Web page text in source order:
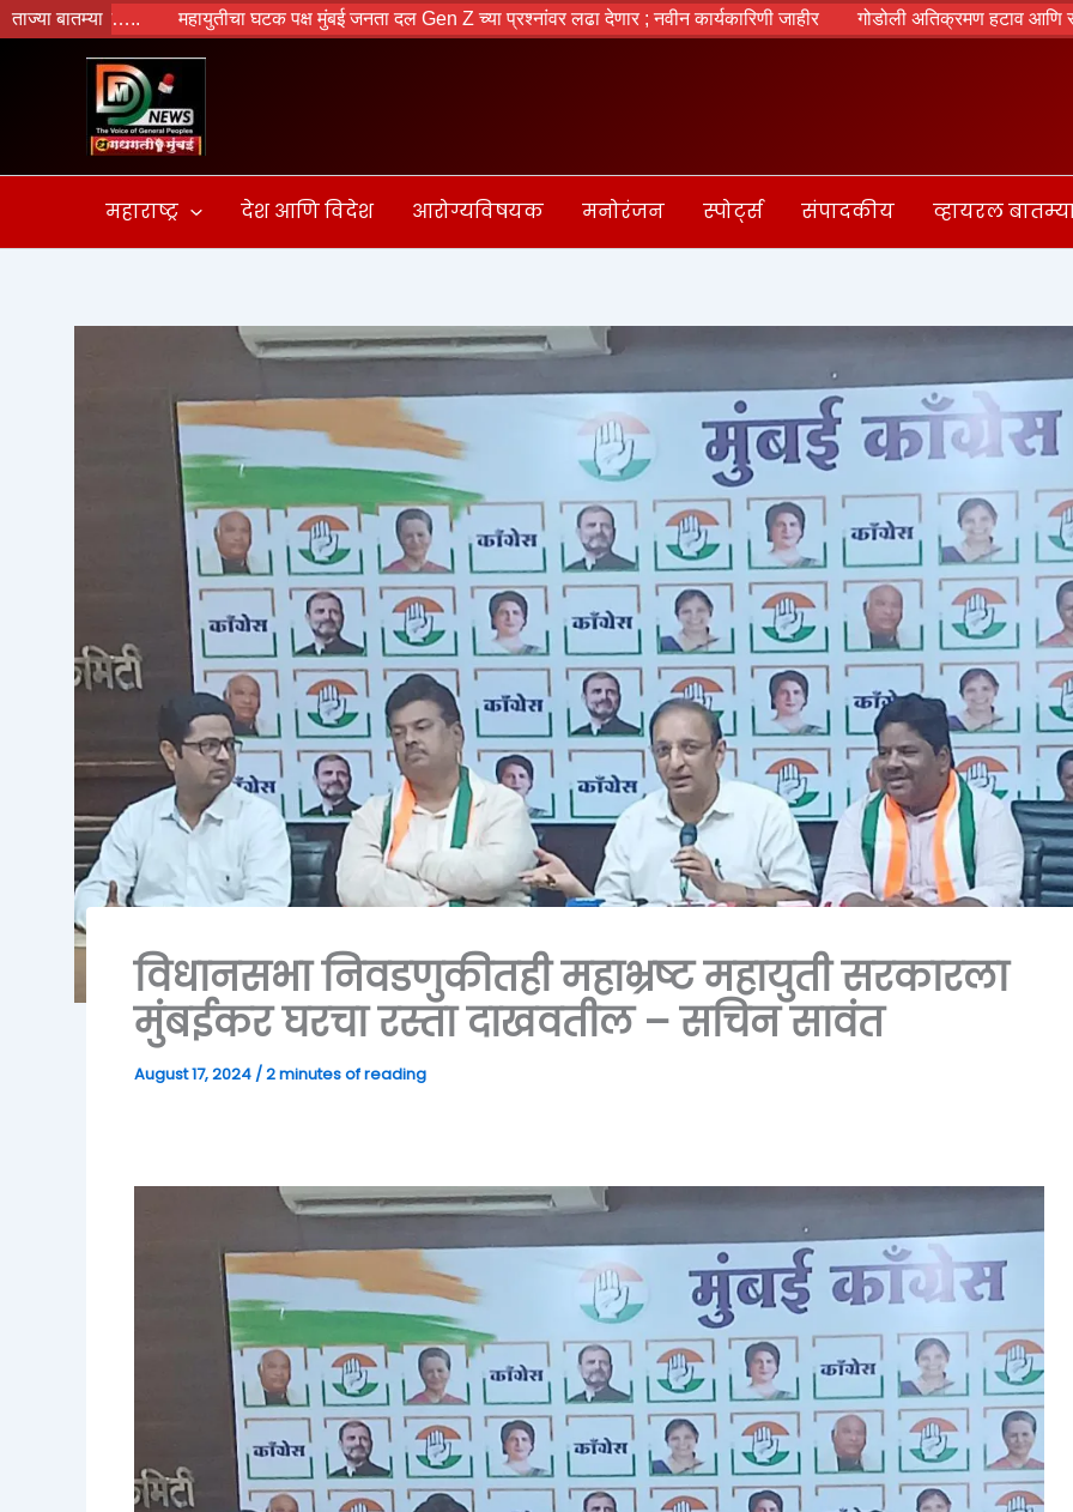
ताज्या बातम्या
महायुतीचा घटक पक्ष मुंबई जनता दल Gen Z च्या प्रश्नांवर लढा देणार ; नवीन कार्यकारिणी जाहीर गोडोली अतिक्रमण हटाव आणि सातारा बस
Skip
to
महाराष्ट्र देश आणि विदेश आरोग्यविषयक मनोरंजन स्पोर्ट्स संपादकीय व्हायरल
विधानसभा निवडणुकीतही महाभ्रष्ट महायुती सरकारला
मुंबईकर घरचा रस्ता दाखवतील – सचिन सावंत
August 17, 2024 /2 minutes of reading